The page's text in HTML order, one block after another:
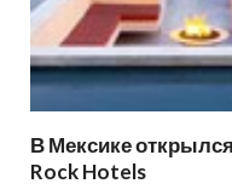
В Мексике
Rock Hotels